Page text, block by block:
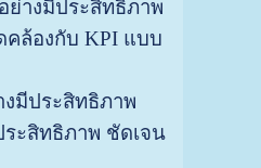
ย่างมีประสิทธิภาพ
คล้องกับ KPI แบบ
งมีประสิทธิภาพ
ระสิทธิภาพ ชัดเจน